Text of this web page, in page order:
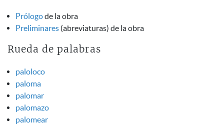
Prólogode la obra
Preliminares (abreviaturas) de la obra
Rueda de palabras
paloloco
paloma
palomar
palomazo
palomear